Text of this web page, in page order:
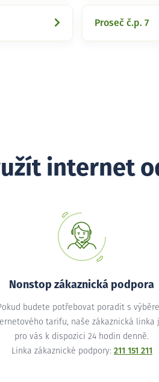
Proseč č.p. 7
internet
Nonstop zákaznická podpora
budete potřebovat poradit s
tarifu, naše zákaznická linka
pro vás k dispozici 24 hodin denně.
Linka zákaznické podpory: 211 151 211